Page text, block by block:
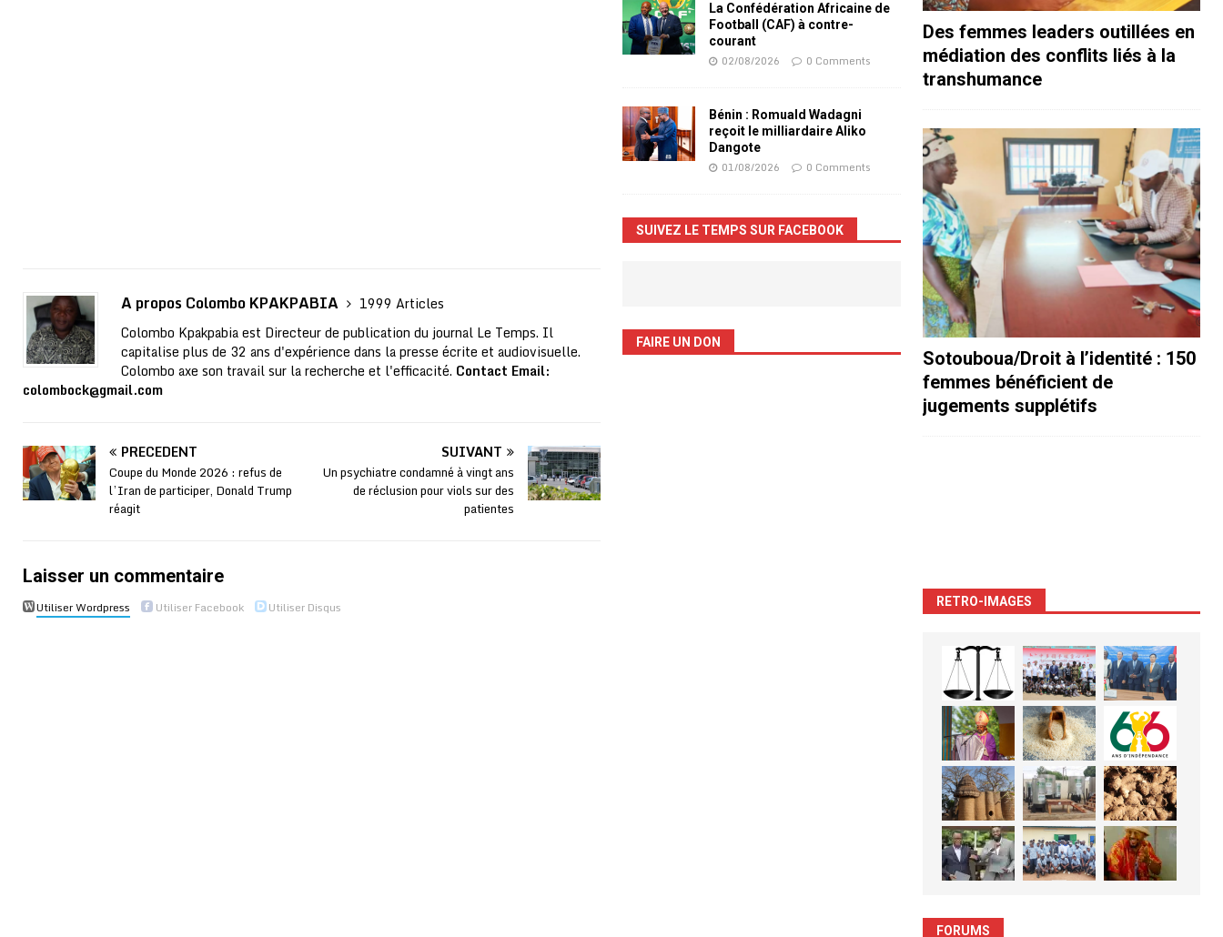
A propos Colombo KPAKPABIA
1999 Articles
Colombo Kpakpabia est Directeur de publication du journal Le Temps. Il
capitalise plus de 32 ans d'expérience dans la presse écrite et audiovisuelle.
Colombo axe son travail sur la recherche et l'efficacité. Contact Email:
colombock@gmail.com
PRÉCÉDENT
Coupe du Monde 2026 : refus de
l’Iran de participer, Donald Trump
réagit
SUIVANT
Un psychiatre condamné à vingt ans
de réclusion pour viols sur des
patientes
Laisser un commentaire
Utiliser Wordpress Utiliser Facebook Utiliser Disqus
La Confédération Africaine de
Football (CAF) à contre-
courant
02/08/2026 0 Comments
Bénin : Romuald Wadagni
reçoit le milliardaire Aliko
Dangote
01/08/2026 0 Comments
SUIVEZ LE TEMPS SUR FACEBOOK
FAIRE UN DON
Des femmes leaders outillées en
médiation des conflits liés à la
transhumance
Sotouboua/Droit à l’identité : 150
femmes bénéficient de
jugements supplétifs
RETRO-IMAGES
FORUMS